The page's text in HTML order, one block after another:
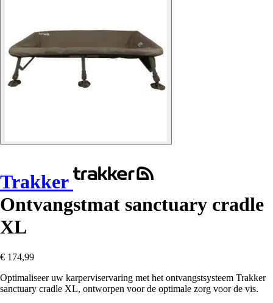
Trakker
Ontvangstmat sanctuary cradle
XL
€ 174,99
Optimaliseer uw karperviservaring met het ontvangstsysteem Trakker
sanctuary cradle XL, ontworpen voor de optimale zorg voor de vis.